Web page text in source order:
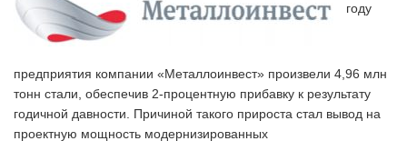
году
предприятия компании «Металлоинвест» произвели 4,96 млн
тонн стали, обеспечив 2-процентную прибавку к результату
годичной давности. Причиной такого прироста стал вывод на
проектную мощность модернизированных